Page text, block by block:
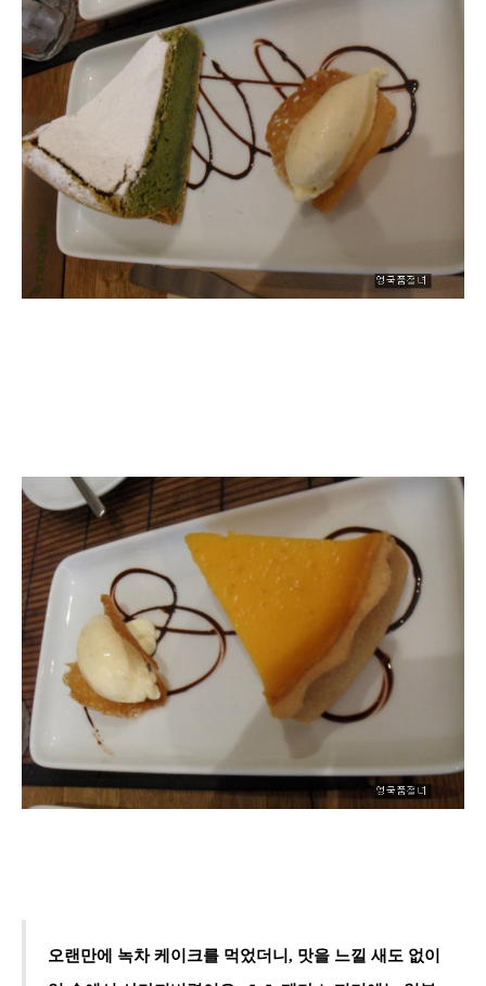
오랜만에 녹차 케이크를 먹었더니, 맛을 느낄 새도 없이